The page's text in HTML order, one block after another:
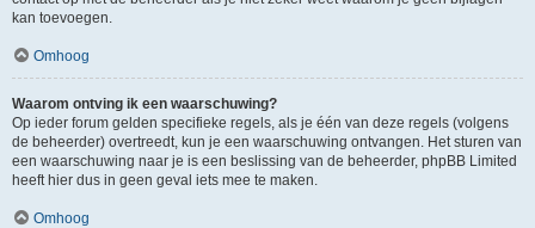
kan toevoegen.
Omhoog
Waarom ontving ik een waarschuwing?
Op ieder forum gelden specifieke regels, als je één van deze regels (volgens
de beheerder) overtreedt, kun je een waarschuwing ontvangen. Het sturen van
een waarschuwing naar je is een beslissing van de beheerder, phpBB Limited
heeft hier dus in geen geval iets mee te maken.
Omhoog